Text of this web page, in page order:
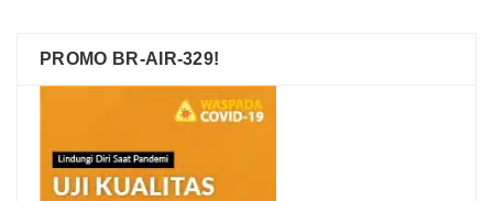
PROMO BR-AIR-329!